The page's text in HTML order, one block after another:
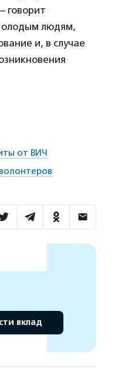
говорит
людям,
и, в случае
от ВИЧ
вклад